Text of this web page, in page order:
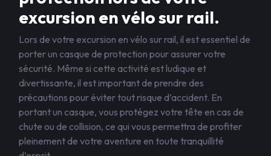
excursion en vélo sur rail.
Lors de votre excursion en vélo sur rail, il est essentiel de
porter un casque de protection pour assurer votre
sécurité. Même si cette activité est ludique et
divertissante, il est important de prendre des
précautions pour éviter tout risque d’accident. En
portant un casque, vous protégez votre tête en cas de
chute ou de collision, ce qui vous permettra de profiter
pleinement de votre aventure en toute tranquillité